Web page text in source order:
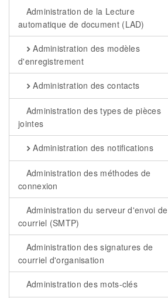
Administration de la Lecture
automatique de document (LAD)
Administration des modèles
d'enregistrement
Administration des contacts
Administration des types de pièces
jointes
Administration des notifications
Administration des méthodes de
connexion
Administration du serveur d'envoi de
courriel (SMTP)
Administration des signatures de
courriel d'organisation
Administration des mots-clés